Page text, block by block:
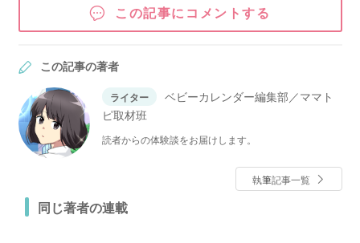
この記事にコメントする
この記事の著者
ライター
ベビーカレンダー編集部／ママト
ピ取材班
読者からの体験談をお届けします。
執筆記事一覧
同じ著者の連載